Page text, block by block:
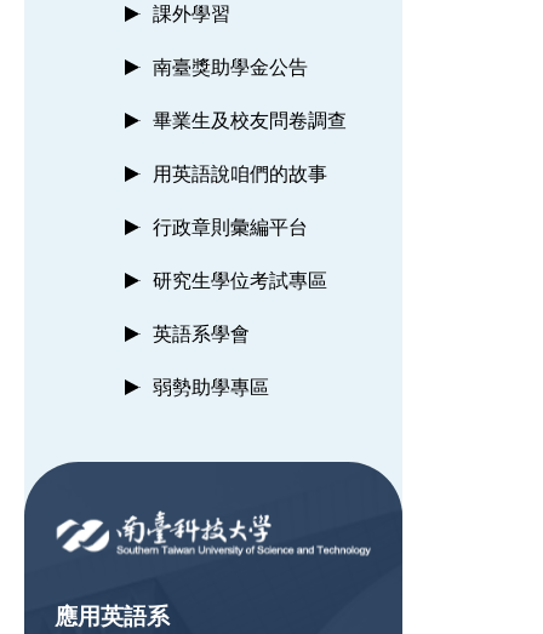
課外學習
南臺獎助學金公告
畢業生及校友問卷調查
用英語說咱們的故事
行政章則彙編平台
研究生學位考試專區
英語系學會
弱勢助學專區
應用英語系